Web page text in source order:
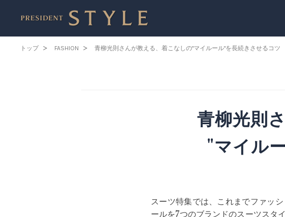
トップ FASHION 青柳光則さんが教える、着こなしの"マイルール"を長続きさせるコツ
青柳光則
"マイル
スーツ特集では、これまでファッ
ールを7つのブランドのスーツスタ